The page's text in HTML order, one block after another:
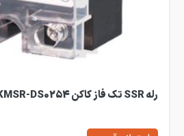
رله SSR تک فاز کاکن KMSR-DS0254